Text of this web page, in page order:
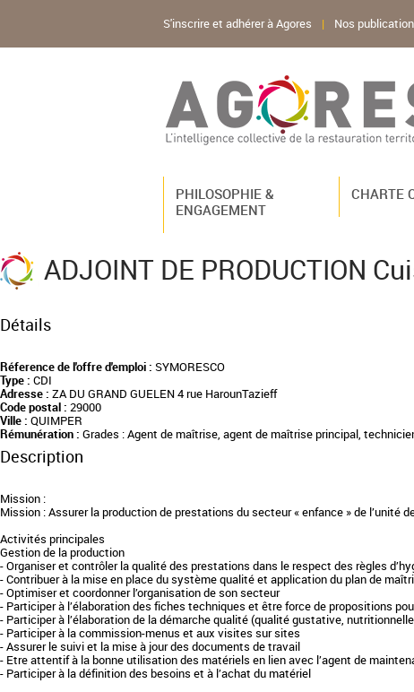
S'inscrire et adhérer à Agores | Nos
PHILOSOPHIE &
ENGAGEMENT
CHARTE
ADJOINT DE PRODUCTION
Détails
Réference de l'offre d'emploi : SYMORESCO
Type : CDI
Adresse : ZA DU GRAND GUELEN 4 rue HarounTazieff
Code postal : 29000
Ville : QUIMPER
Rémunération : Grades : Agent de maîtrise, agent de maîtrise principal,
Description
Mission :
Mission : Assurer la production de prestations du secteur « enfance » de l’unité
Activités principales
Gestion de la production
- Organiser et contrôler la qualité des prestations dans le respect des règles
- Contribuer à la mise en place du système qualité et application du plan de
- Optimiser et coordonner l’organisation de son secteur
- Participer à l’élaboration des fiches techniques et être force de propositions
- Participer à l’élaboration de la démarche qualité (qualité gustative,
- Participer à la commission-menus et aux visites sur sites
- Assurer le suivi et la mise à jour des documents de travail
- Etre attentif à la bonne utilisation des matériels en lien avec l’agent de
- Participer à la définition des besoins et à l’achat du matériel